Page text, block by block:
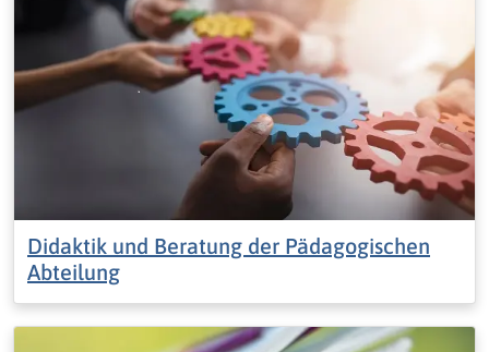
Didaktik und Beratung der Pädagogischen
Abteilung